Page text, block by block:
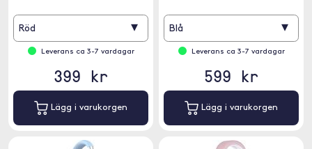
Röd ▾
Leverans ca 3-7 vardagar
399 kr
Lägg i varukorgen
Blå ▾
Leverans ca 3-7 vardagar
599 kr
Lägg i varukorgen